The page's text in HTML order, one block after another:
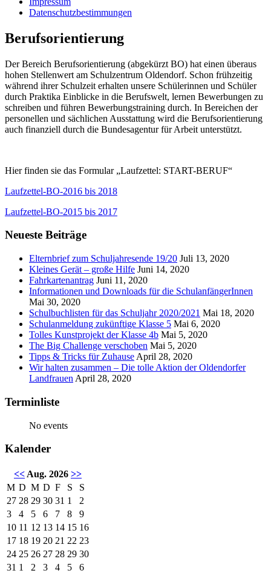
Datenschutzbestimmungen
Berufsorientierung
Der Bereich Berufsorientierung (abgekürzt BO) hat einen überaus
hohen Stellenwert am Schulzentrum Oldendorf. Schon frühzeitig
während ihrer Schulzeit erhalten unsere Schülerinnen und Schüler
durch Praktika Einblicke in die Berufswelt, lernen Bewerbungen zu
schreiben und führen Bewerbungstraining durch. In Bereichen der
personellen und sächlichen Ausstattung wird die Berufsorientierung
auch finanziell durch die Bundesagentur für Arbeit unterstützt.
Hier finden sie das Formular „Laufzettel: START-BERUF“
Laufzettel-BO-2016 bis 2018
Laufzettel-BO-2015 bis 2017
Neueste Beiträge
Elternbrief zum Schuljahresende 19/20 Juli 13, 2020
Kleines Gerät – große Hilfe Juni 14, 2020
Fahrkartenantrag Juni 11, 2020
Informationen und Downloads für die SchulanfängerInnen
Mai 30, 2020
Schulbuchlisten für das Schuljahr 2020/2021 Mai 18, 2020
Schulanmeldung zukünftige Klasse 5 Mai 6, 2020
Tolles Kunstprojekt der Klasse 4b Mai 5, 2020
The Big Challenge verschoben Mai 5, 2020
Tipps & Tricks für Zuhause April 28, 2020
Wir halten zusammen – Die tolle Aktion der Oldendorfer
Landfrauen April 28, 2020
Terminliste
No events
Kalender
<< Aug. 2026 >>
M D M D F S
S
27 28 29 30 31 1
2
3
4 5 6 7 8
9
10 11 12 13 14 15 16
17 18 19 20 21 22 23
24 25 26 27 28 29 30
31 1 2 3 4 5 6